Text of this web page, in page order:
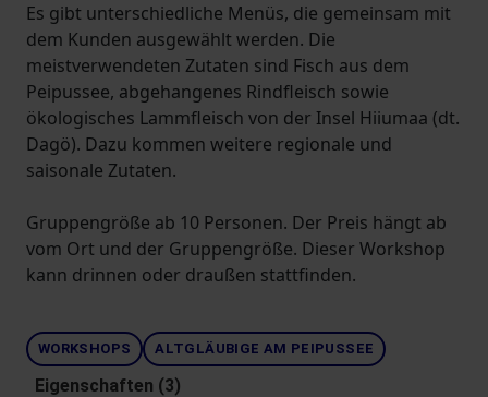
Es gibt unterschiedliche Menüs, die gemeinsam mit
dem Kunden ausgewählt werden. Die
meistverwendeten Zutaten sind Fisch aus dem
Peipussee, abgehangenes Rindfleisch sowie
ökologisches Lammfleisch von der Insel Hiiumaa (dt.
Dagö). Dazu kommen weitere regionale und
saisonale Zutaten.
Gruppengröße ab 10 Personen. Der Preis hängt ab
vom Ort und der Gruppengröße. Dieser Workshop
kann drinnen oder draußen stattfinden.
WORKSHOPS ALTGLÄUBIGE AM PEIPUSSEE
Eigenschaften (3)